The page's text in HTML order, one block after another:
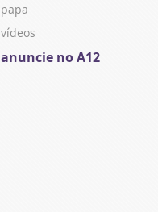
papa
vídeos
anuncie no A12